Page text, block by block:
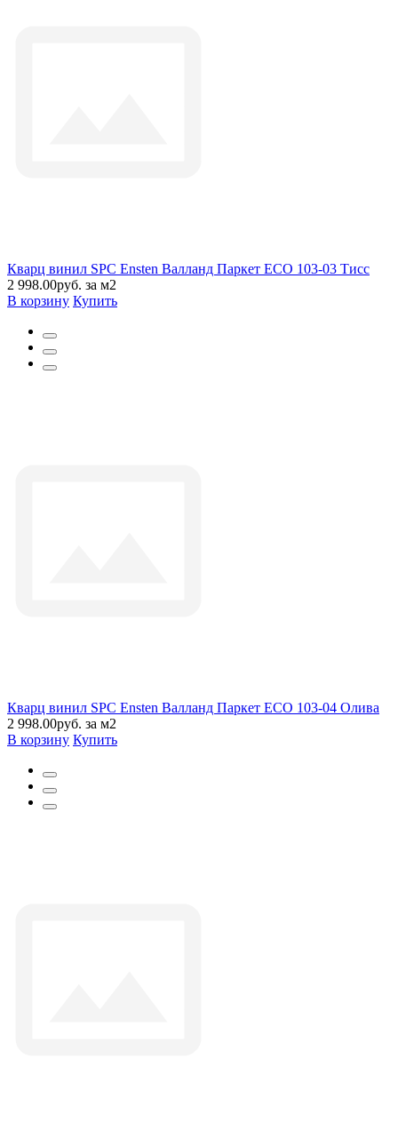
Кварц винил SPC Ensten Валланд Паркет ECO 103-03 Тисс
2 998.00руб. за м2
В корзину Купить
Кварц винил SPC Ensten Валланд Паркет ECO 103-04 Олива
2 998.00руб. за м2
В корзину Купить